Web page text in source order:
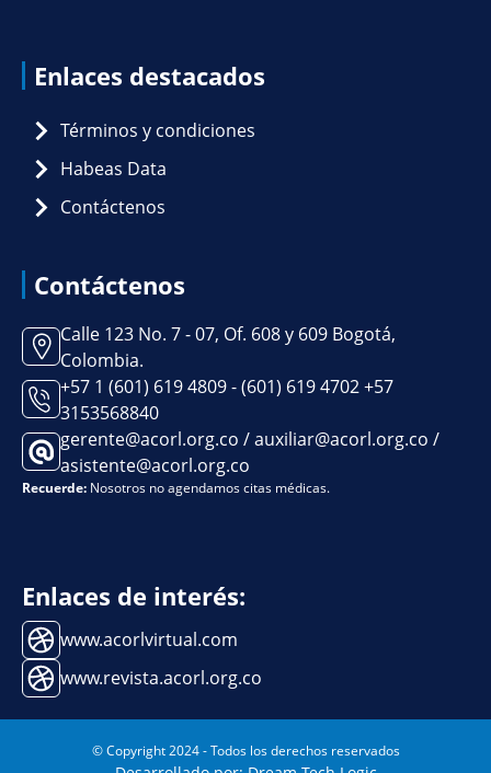
Enlaces destacados
Términos y condiciones
Habeas Data
Contáctenos
Contáctenos
Calle 123 No. 7 - 07, Of. 608 y 609 Bogotá,
Colombia.
+57 1 (601) 619 4809 - (601) 619 4702 +57
3153568840
gerente@acorl.org.co / auxiliar@acorl.org.co /
asistente@acorl.org.co
Recuerde: Nosotros no agendamos citas médicas.
Enlaces de interés:
www.acorlvirtual.com
www.revista.acorl.org.co
© Copyright 2024 - Todos los derechos reservados